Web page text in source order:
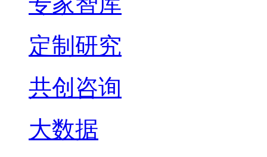
定制研究
共创咨询
大数据